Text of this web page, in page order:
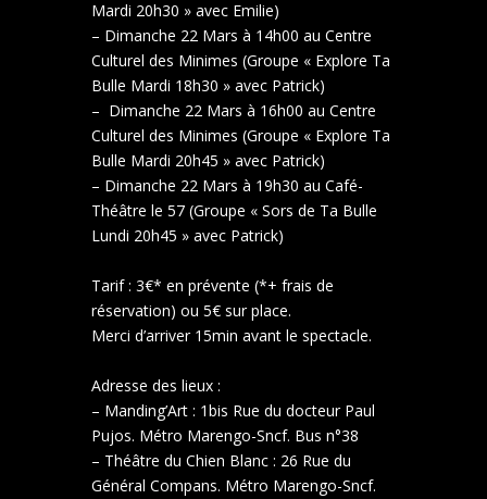
Mardi 20h30 » avec Emilie)
– Dimanche 22 Mars à 14h00 au Centre
Culturel des Minimes (Groupe « Explore Ta
Bulle Mardi 18h30 » avec Patrick)
– Dimanche 22 Mars à 16h00 au Centre
Culturel des Minimes (Groupe « Explore Ta
Bulle Mardi 20h45 » avec Patrick)
– Dimanche 22 Mars à 19h30 au Café-
Théâtre le 57 (Groupe « Sors de Ta Bulle
Lundi 20h45 » avec Patrick)
Tarif : 3€* en prévente (*+ frais de
réservation) ou 5€ sur place.
Merci d’arriver 15min avant le spectacle.
Adresse des lieux :
– Manding’Art : 1bis Rue du docteur Paul
Pujos. Métro Marengo-Sncf. Bus n°38
– Théâtre du Chien Blanc : 26 Rue du
Général Compans. Métro Marengo-Sncf.